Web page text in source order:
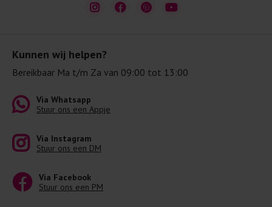
Kunnen wij helpen?
Bereikbaar Ma t/m Za van 09:00 tot 13:00
Via Whatsapp
Stuur ons een Appje
Via Instagram
Stuur ons een DM
Via Facebook
Stuur ons een PM